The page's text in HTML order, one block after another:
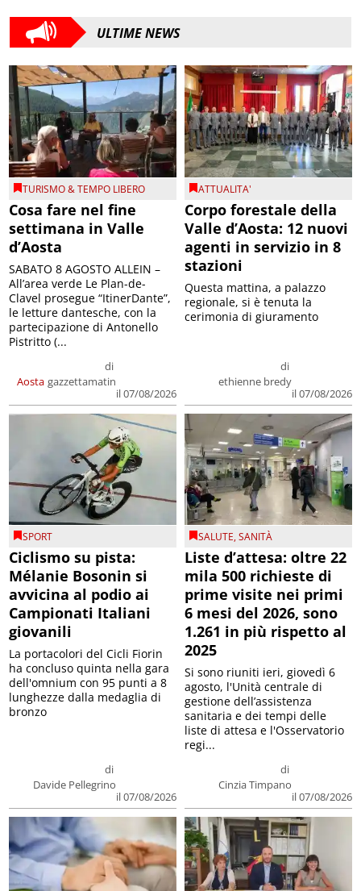
ULTIME NEWS
TURISMO & TEMPO LIBERO
Cosa fare nel fine
settimana in Valle
d’Aosta
Aosta
di
gazzettamatin
il 07/08/2026
SABATO 8 AGOSTO ALLEIN –
All’area verde Le Plan-de-
Clavel prosegue “ItinerDante”,
le letture dantesche, con la
partecipazione di Antonello
Pistritto (...
ATTUALITA'
Corpo forestale della
Valle d’Aosta: 12 nuovi
agenti in servizio in 8
stazioni
di
ethienne bredy
il 07/08/2026
Questa mattina, a palazzo
regionale, si è tenuta la
cerimonia di giuramento
SPORT
Ciclismo su pista:
Mélanie Bosonin si
avvicina al podio ai
Campionati Italiani
giovanili
di
Davide Pellegrino
il 07/08/2026
La portacolori del Cicli Fiorin
ha concluso quinta nella gara
dell'omnium con 95 punti a 8
lunghezze dalla medaglia di
bronzo
SALUTE,SANITÀ
Liste d’attesa: oltre 22
mila 500 richieste di
prime visite nei primi
6 mesi del 2026, sono
1.261 in più rispetto al
2025
di
Cinzia Timpano
il 07/08/2026
Si sono riuniti ieri, giovedì 6
agosto, l'Unità centrale di
gestione dell’assistenza
sanitaria e dei tempi delle
liste di attesa e l'Osservatorio
regi...